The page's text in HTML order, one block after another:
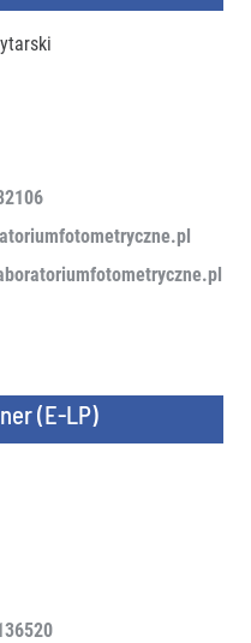
(E-LP)